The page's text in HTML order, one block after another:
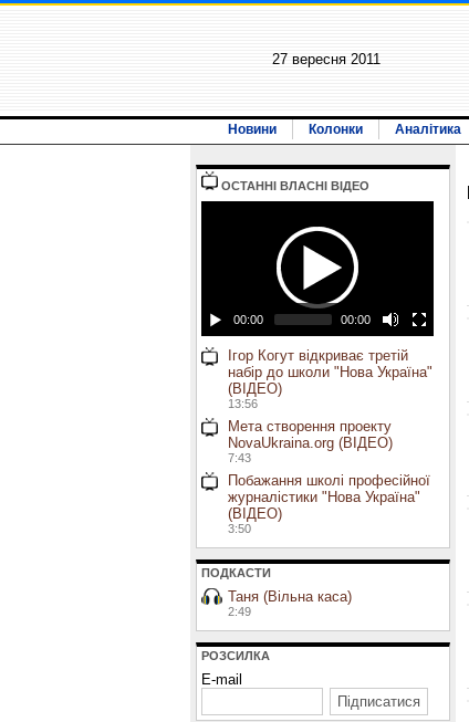
27 вересня 2011
Новини Колонки Аналітика
ОСТАННI ВЛАСНI ВIДЕО
00:00 00:00
Ігор Когут відкриває третій
набір до школи "Нова Україна"
(ВІДЕО)
13:56
Мета створення проекту
NovaUkraina.org (ВІДЕО)
7:43
Побажання школі професійної
журналістики "Нова Україна"
(ВІДЕО)
3:50
ПОДКАСТИ
Таня (Вільна каса)
2:49
РОЗСИЛКА
E-mail